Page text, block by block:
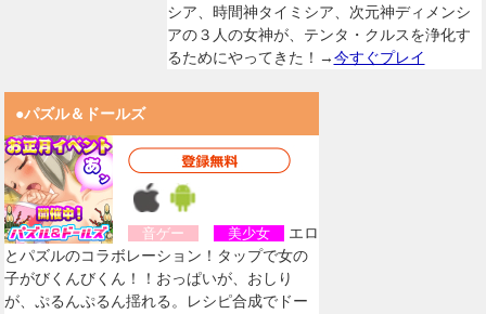
シア、時間神タイミシア、次元神ディメンシ
アの３人の女神が、テンタ・クルスを浄化す
るためにやってきた！→今すぐプレイ
●パズル＆ドールズ
音ゲー 美少女
エロ
とパズルのコラボレーション！タップで女の
子がびくんびくん！！おっぱいが、おしり
が、ぷるんぷるん揺れる。レシピ合成でドー